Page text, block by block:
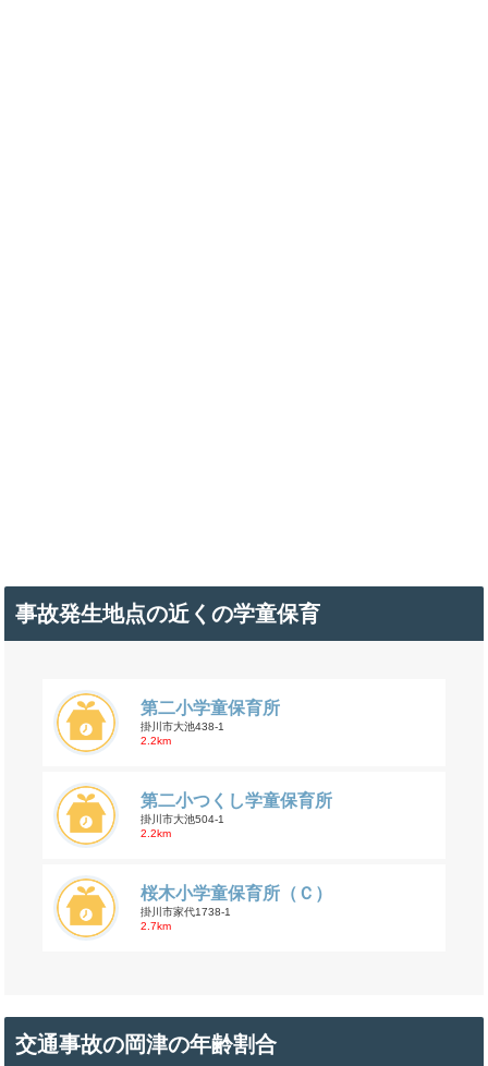
事故発生地点の近くの学童保育
第二小学童保育所
掛川市大池438-1
2.2km
第二小つくし学童保育所
掛川市大池504-1
2.2km
桜木小学童保育所（Ｃ）
掛川市家代1738-1
2.7km
交通事故の岡津の年齢割合